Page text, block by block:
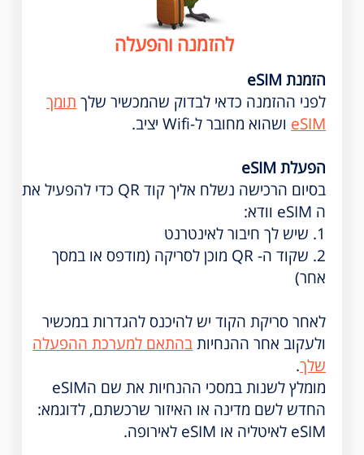
להזמנה והפעלה
הזמנת eSIM
לפני ההזמנה כדאי לבדוק שהמכשיר שלך תומך
eSIM ושהוא מחובר ל-Wifi יציב.
הפעלת eSIM
בסיום הרכישה נשלח אליך קוד QR כדי להפעיל את
ה eSIM וודא:
1. שיש לך חיבור לאינטרנט
2. שקוד ה- QR מוכן לסריקה (מודפס או במסך
אחר)
לאחר סריקת הקוד יש להיכנס להגדרות במכשיר
ולעקוב אחר ההנחיותבהתאם למערכת ההפעלה
שלך.
מומלץ לשנות במסכי ההנחיות את שם הeSIM
החדש לשם מדינה או האיזור שרכשתם, לדוגמא:
eSIM לאיטליה או eSIM לאירופה.